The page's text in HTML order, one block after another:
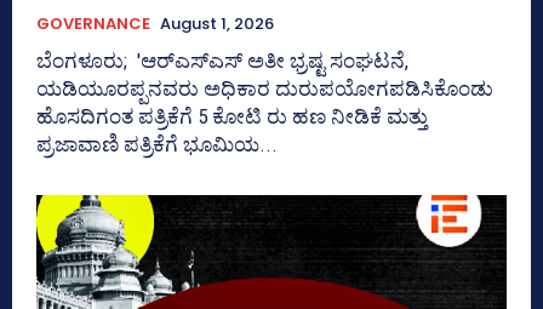
GOVERNANCE August 1, 2026
ಬೆಂಗಳೂರು; 'ಆರ್‍‌ಎಸ್‌ಎಸ್‌ ಅತೀ ಭ್ರಷ್ಟ ಸಂಘಟನೆ,
ಯಡಿಯೂರಪ್ಪನವರು ಅಧಿಕಾರ ದುರುಪಯೋಗಪಡಿಸಿಕೊಂಡು
ಹೊಸದಿಗಂತ ಪತ್ರಿಕೆಗೆ 5 ಕೋಟಿ ರು ಹಣ ನೀಡಿಕೆ ಮತ್ತು
ಪ್ರಜಾವಾಣಿ ಪತ್ರಿಕೆಗೆ ಭೂಮಿಯ...